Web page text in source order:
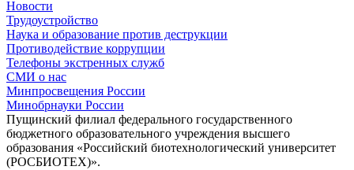
Новости
Трудоустройство
Наука и образование против деструкции
Противодействие коррупции
Телефоны экстренных служб
СМИ о нас
Минпросвещения России
Минобрнауки России
Пущинский филиал федерального государственного
бюджетного образовательного учреждения высшего
образования «Российский биотехнологический университет
(РОСБИОТЕХ)».